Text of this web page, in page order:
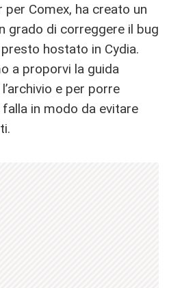
per Comex, ha creato un
grado di correggere il bug
hostato in Cydia.
a proporvi la guida
e per porre
in modo da evitare